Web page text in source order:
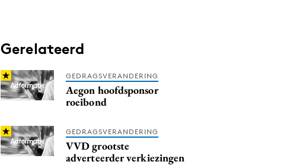
Gerelateerd
GEDRAGSVERANDERING
Aegon hoofdsponsor
roeibond
GEDRAGSVERANDERING
VVD grootste
adverteerder verkiezingen